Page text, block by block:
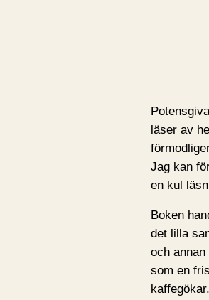
läser av
Jag kan
en kul
Boken
det lilla
och
som en